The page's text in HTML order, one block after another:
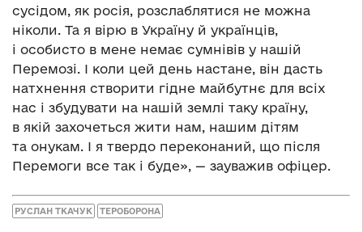
сусідом, як росія, розслаблятися не можна
ніколи. Та я вірю в Україну й українців,
і особисто в мене немає сумнівів у нашій
Перемозі. І коли цей день настане, він дасть
натхнення створити гідне майбутнє для всіх
нас і збудувати на нашій землі таку країну,
в якій захочеться жити нам, нашим дітям
та онукам. І я твердо переконаний, що після
Перемоги все так і буде», — зауважив офіцер.
РУСЛАН ТКАЧУК ТЕРОБОРОНА